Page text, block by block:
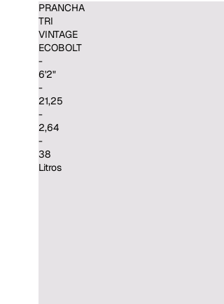
PRANCHA
TRI
VINTAGE
ECOBOLT
-
6'2"
-
21,25
-
2,64
-
38
Litros